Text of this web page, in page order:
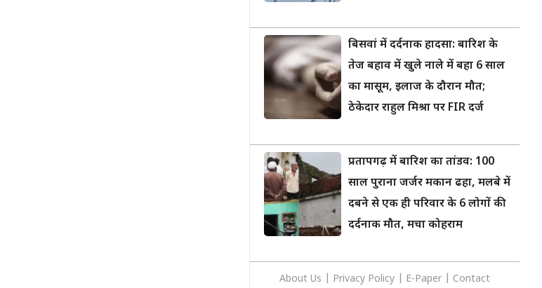
बिसवां में दर्दनाक हादसा: बारिश के
तेज बहाव में खुले नाले में बहा 6 साल
का मासूम, इलाज के दौरान मौत;
ठेकेदार राहुल मिश्रा पर FIR दर्ज
प्रतापगढ़ में बारिश का तांडव: 100
साल पुराना जर्जर मकान ढहा, मलबे में
दबने से एक ही परिवार के 6 लोगों की
दर्दनाक मौत, मचा कोहराम
About Us Privacy Policy E-Paper Contact